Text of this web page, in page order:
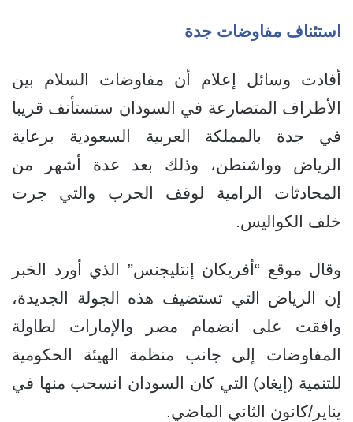
استئناف مفاوضات جدة
أفادت وسائل إعلام أن مفاوضات السلام بين
الأطراف المتصارعة في السودان ستستأنف قريبا
في جدة بالمملكة العربية السعودية برعاية
الرياض وواشنطن، وذلك بعد عدة أشهر من
المحادثات الرامية لوقف الحرب والتي جرت
خلف الكواليس.
وقال موقع “أفريكان إنتليجنس” الذي أورد الخبر
إن الرياض التي تستضيف هذه الجولة الجديدة،
وافقت على انضمام مصر والإمارات لطاولة
المفاوضات إلى جانب منظمة الهيئة الحكومية
للتنمية (إيغاد) التي كان السودان انسحب منها في
يناير/كانون الثاني الماضي.